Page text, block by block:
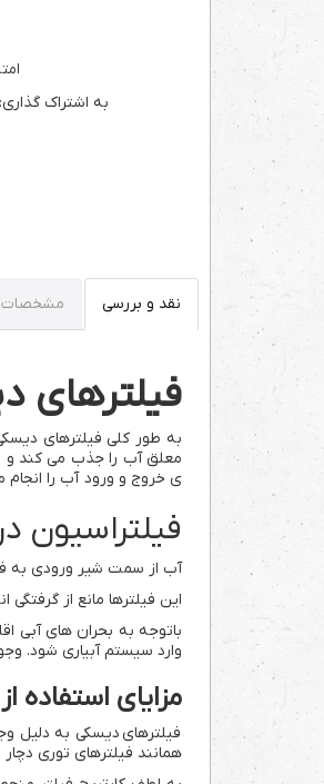
به اشتراک گذاری:
نقد و بررسی مشخصات
فیلترهای
به طور کلی فیلترهای
معلق آب را جذب می کند و
ی خروج و ورود آب را
فیلتراسیون
آب از سمت شیر ورودی به فیلتر وارد می شود. ذرات بزرگ تر
این فیلترها مانع از گرفتگی
باتوجه به بحران های آبی
وارد سیستم آبیاری شود.
مزایای استفاده
فیلترهای دیسکی به دلیل
همانند فیلترهای توری